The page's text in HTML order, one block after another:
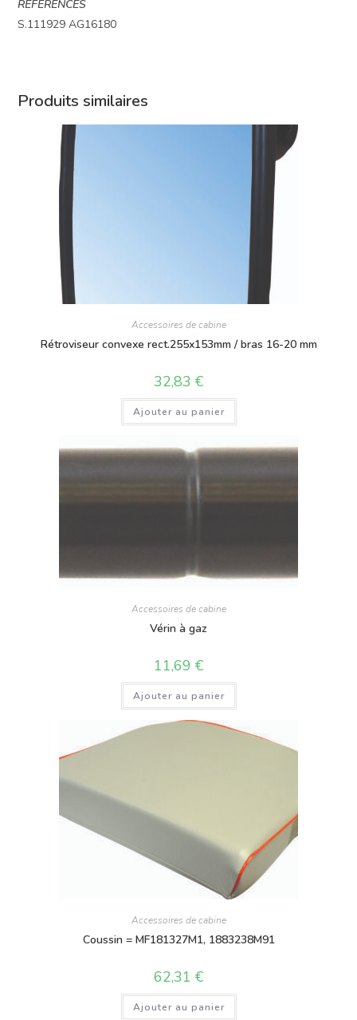
REFERENCES
S.111929 AG16180
Produits similaires
Accessoires de cabine
Rétroviseur convexe rect.255x153mm / bras 16-20 mm
32,83 €
Ajouter au panier
Accessoires de cabine
Vérin à gaz
11,69 €
Ajouter au panier
Accessoires de cabine
Coussin = MF181327M1, 1883238M91
62,31 €
Ajouter au panier